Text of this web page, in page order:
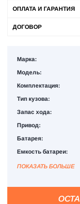
ОПЛАТА И ГАРАНТИЯ
ДОГОВОР
Марка:
Модель:
Комплектация:
Тип кузова:
Запас хода:
Привод:
Батарея:
Емкость батареи:
ПОКАЗАТЬ БОЛЬШЕ